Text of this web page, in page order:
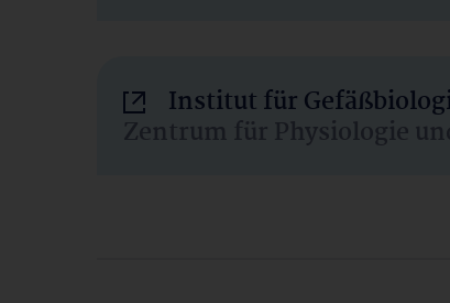
Institut für
Zentrum für Physiologie